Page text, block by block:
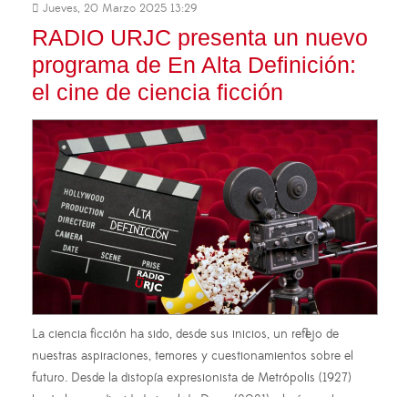
Jueves, 20 Marzo 2025 13:29
RADIO URJC presenta un nuevo
programa de En Alta Definición:
el cine de ciencia ficción
La ciencia ficción ha sido, desde sus inicios, un reflejo de
nuestras aspiraciones, temores y cuestionamientos sobre el
futuro. Desde la distopía expresionista de Metrópolis (1927)